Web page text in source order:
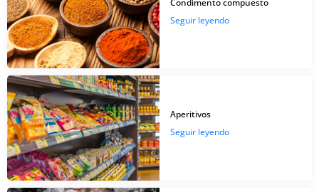
Seguir leyendo
Aperitivos
Seguir leyendo